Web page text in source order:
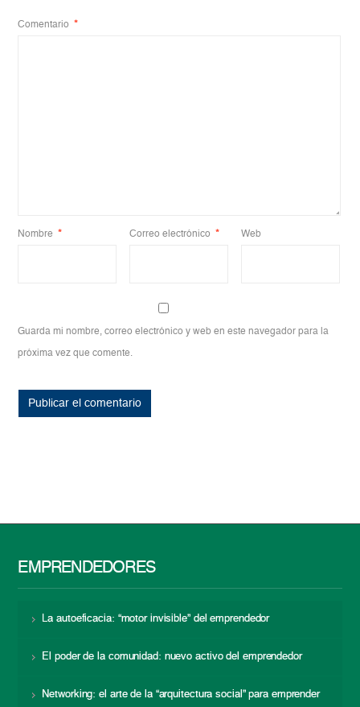
Comentario *
Nombre * Correo electrónico * Web
Guarda mi nombre, correo electrónico y web en este navegador para la
próxima vez que comente.
EMPRENDEDORES
La autoeficacia: “motor invisible” del emprendedor
El poder de la comunidad: nuevo activo del emprendedor
Networking: el arte de la “arquitectura social” para emprender